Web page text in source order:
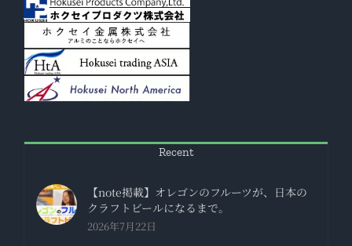
Recent
【note掲載】オレゴンのフルーツが、日本の
クラフトビールになるまで。
2026年7月22日